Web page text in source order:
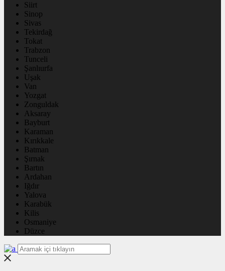
Siirt
Sinop
Sivas
Tekirdağ
Tokat
Trabzon
Tunceli
Şanlıurfa
Uşak
Van
Yozgat
Zonguldak
Aksaray
Bayburt
Karaman
Kırıkkale
Batman
Şırnak
Bartın
Ardahan
Iğdır
Yalova
Karabük
Kilis
Osmaniye
Düzce